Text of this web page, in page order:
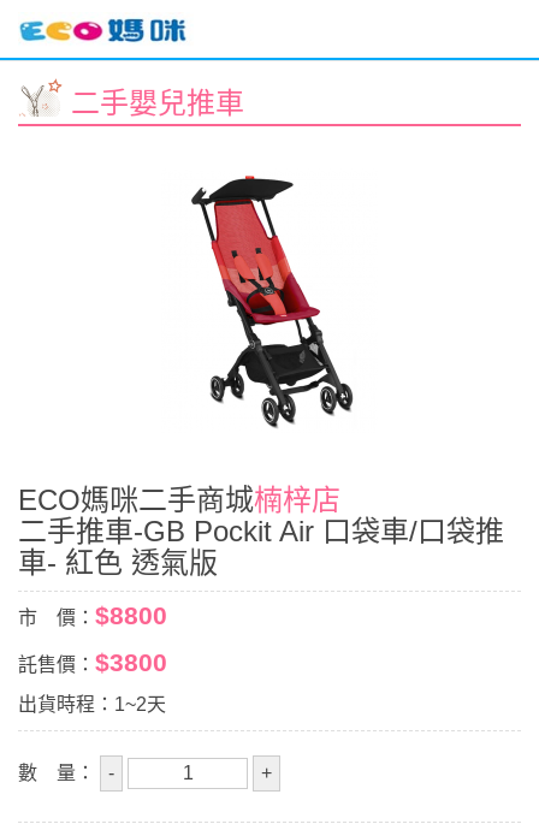
二手嬰兒推車
ECO媽咪二手商城楠梓店
二手推車-GB Pockit Air 口袋車/口袋推
車- 紅色 透氣版
市 價： $8800
託售價： $3800
出貨時程：1~2天
數 量：